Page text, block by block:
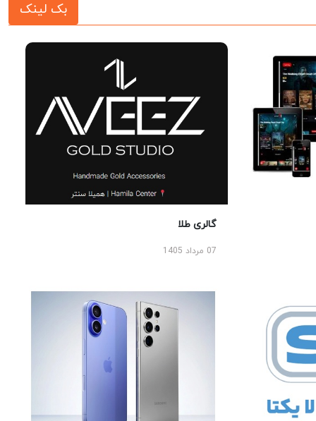
بک لینک
گالری طلا
07 مرداد 1405